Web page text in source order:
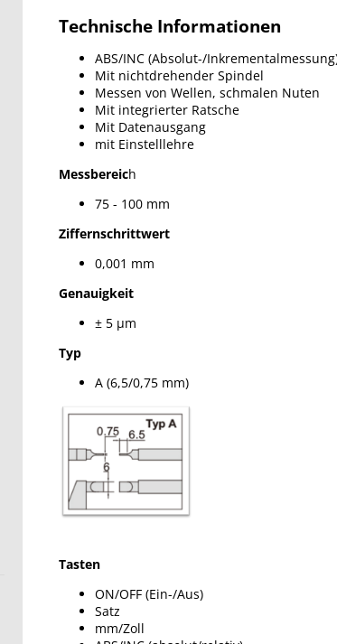
Technische Informationen
ABS/INC (Absolut-/
Mit nichtdrehender Spindel
Messen von Wellen, schmalen Nuten
Mit integrierter Ratsche
Mit Datenausgang
mit Einstelllehre
Messbereich
75 - 100 mm
Ziffernschrittwert
0,001 mm
Genauigkeit
± 5 µm
Typ
A (6,5/0,75 mm)
Tasten
ON/OFF (Ein-/Aus)
Satz
mm/Zoll